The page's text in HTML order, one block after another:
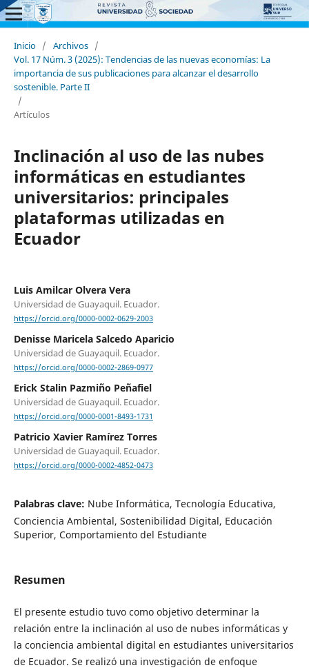
Inicio / Archivos /
Vol. 17 Núm. 3 (2025): Tendencias de las nuevas economías: La
importancia de sus publicaciones para alcanzar el desarrollo
sostenible. Parte II
/
Artículos
Inclinación al uso de las nubes
informáticas en estudiantes
universitarios: principales
plataformas utilizadas en
Ecuador
Luis Amilcar Olvera Vera
Universidad de Guayaquil. Ecuador.
https://orcid.org/0000-0002-0629-2003
Denisse Maricela Salcedo Aparicio
Universidad de Guayaquil. Ecuador.
https://orcid.org/0000-0002-2869-0977
Erick Stalin Pazmiño Peñafiel
Universidad de Guayaquil. Ecuador.
https://orcid.org/0000-0001-8493-1731
Patricio Xavier Ramírez Torres
Universidad de Guayaquil. Ecuador.
https://orcid.org/0000-0002-4852-0473
Palabras clave: Nube Informática, Tecnología Educativa,
Conciencia Ambiental, Sostenibilidad Digital, Educación
Superior, Comportamiento del Estudiante
Resumen
El presente estudio tuvo como objetivo determinar la
relación entre la inclinación al uso de nubes informáticas y
la conciencia ambiental digital en estudiantes universitarios
de Ecuador. Se realizó una investigación de enfoque